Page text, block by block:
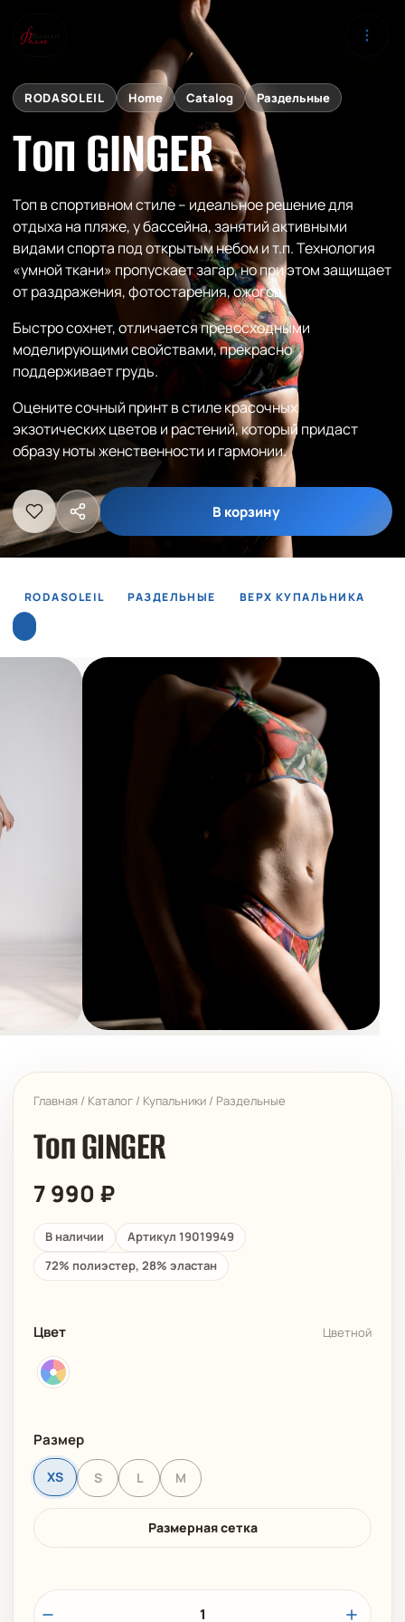
RODASOLEIL Home Catalog Раздельные
Топ GINGER
Топ в спортивном стиле – идеальное решение для
отдыха на пляже, у бассейна, занятий активными
видами спорта под открытым небом и т.п. Технология
«умной ткани» пропускает загар, но при этом защищает
от раздражения, фотостарения, ожогов.
Быстро сохнет, отличается превосходными
моделирующими свойствами, прекрасно
поддерживает грудь.
Оцените сочный принт в стиле красочных
экзотических цветов и растений, который придаст
образу ноты женственности и гармонии.
В корзину
RODASOLEIL РАЗДЕЛЬНЫЕ ВЕРХ КУПАЛЬНИКА
Главная / Каталог / Купальники / Раздельные
Топ GINGER
7 990 ₽
В наличии
Артикул 19019949
72% полиэстер, 28% эластан
Цвет Цветной
Размер
XS S L M
Размерная сетка
1